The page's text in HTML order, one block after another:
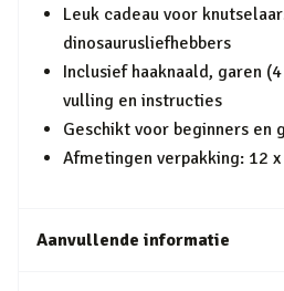
Leuk cadeau voor
dinosaurusliefhebbers
Inclusief haaknaald, garen
vulling en instructies
Geschikt voor beginners en
Afmetingen verpakking: 12
Aanvullende informatie